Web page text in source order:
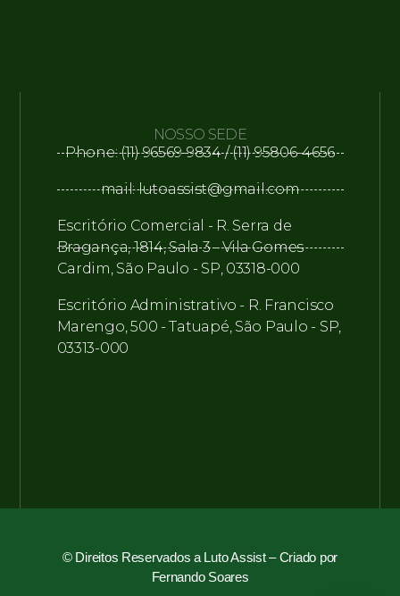
NOSSO SEDE
Phone: (11) 96569-9834 / (11) 95806-4656
mail: lutoassist@gmail.com
Escritório Comercial - R. Serra de
Bragança, 1814, Sala 3 - Vila Gomes
Cardim, São Paulo - SP, 03318-000
Escritório Administrativo - R. Francisco
Marengo, 500 - Tatuapé, São Paulo - SP,
03313-000
© Direitos Reservados a Luto Assist –Criado por
Fernando Soares